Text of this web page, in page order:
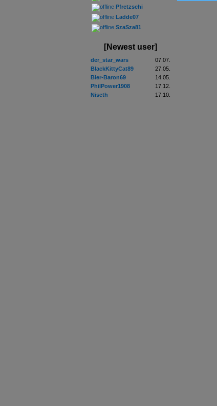
Pfretzschi
Ladde07
SzaSza81
[Newest user]
der_star_wars
07.07.
BlackKittyCat89
27.05.
Bier-Baron69
14.05.
PhilPower1908
17.12.
Niseth
17.10.